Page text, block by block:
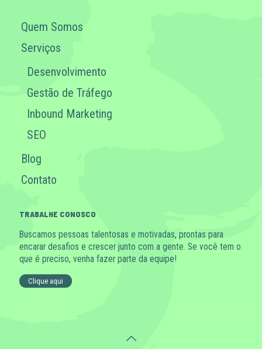
Quem Somos
Serviços
Desenvolvimento
Gestão de Tráfego
Inbound Marketing
SEO
Blog
Contato
TRABALHE CONOSCO
Buscamos pessoas talentosas e motivadas, prontas para
encarar desafios e crescer junto com a gente. Se você tem o
que é preciso, venha fazer parte da equipe!
Clique aqui